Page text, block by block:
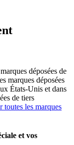
déposées de
marques déposées
États-Unis et dans
de tiers
toutes les marques
et vos